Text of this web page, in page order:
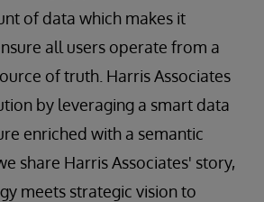
of data which makes it
all users operate from a
of truth. Harris Associates
by leveraging a smart data
enriched with a semantic
share Harris Associates' story,
meets strategic vision to